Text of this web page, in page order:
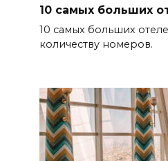
10 самых больших
10 самых больших
количеству номеров.